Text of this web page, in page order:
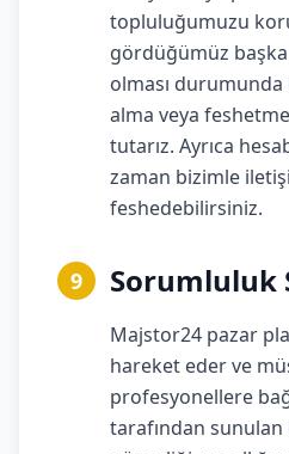
topluluğumuzu
gördüğümüz
olması durumunda
alma veya feshetme
tutarız. Ayrıca
zaman bizimle
feshedebilirsiniz.
9 Sorumluluk
Majstor24 pazar
hareket eder ve
profesyonellere
tarafından